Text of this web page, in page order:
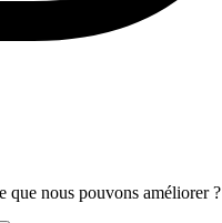
que nous pouvons améliorer ?